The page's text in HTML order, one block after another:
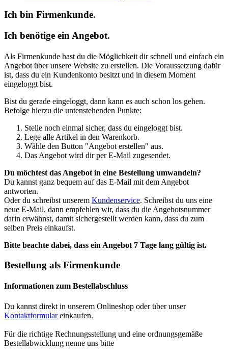
Ich bin Firmenkunde.
Ich benötige ein Angebot.
Als Firmenkunde hast du die Möglichkeit dir schnell und einfach ein
Angebot über unsere Website zu erstellen. Die Voraussetzung dafür
ist, dass du ein Kundenkonto besitzt und in diesem Moment
eingeloggt bist.
Bist du gerade eingeloggt, dann kann es auch schon los gehen.
Befolge hierzu die untenstehenden Punkte:
Stelle noch einmal sicher, dass du eingeloggt bist.
Lege alle Artikel in den Warenkorb.
Wähle den Button "Angebot erstellen" aus.
Das Angebot wird dir per E-Mail zugesendet.
Du möchtest das Angebot in eine Bestellung umwandeln?
Du kannst ganz bequem auf das E-Mail mit dem Angebot
antworten.
Oder du schreibst unserem Kundenservice. Schreibst du uns eine
neue E-Mail, dann empfehlen wir, dass du die Angebotsnummer
darin erwähnst, damit sichergestellt werden kann, dass du zum
selben Preis einkaufst.
Bitte beachte dabei, dass ein Angebot 7 Tage lang gültig ist.
Bestellung als Firmenkunde
Informationen zum Bestellabschluss
Du kannst direkt in unserem Onlineshop oder über unser
Kontaktformulareinkaufen.
Für die richtige Rechnungsstellung und eine ordnungsgemäße
Bestellabwicklung nenne uns bitte